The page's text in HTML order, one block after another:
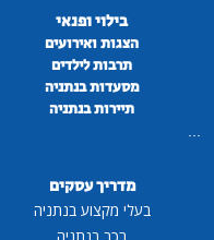
הצגות ואירועים
תרבות לילדים
מסעדות בנתניה
תיירות בנתניה
מדריך עסקים
מקצוע בנתניה